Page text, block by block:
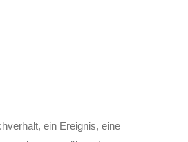
ein Ereignis, eine